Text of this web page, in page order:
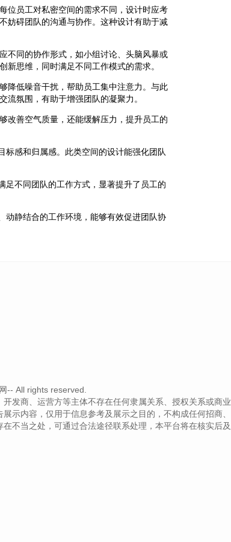
位员工对私密空间的需求不同，设计时应考
妨碍团队的沟通与协作。这种设计有助于减
不同的协作形式，如小组讨论、头脑风暴或
思维，同时满足不同工作模式的需求。
降低噪音干扰，帮助员工集中注意力。与此
流氛围，有助于增强团队的凝聚力。
改善空气质量，还能缓解压力，提升员工的
感和归属感。此类空间的设计能强化团队
足不同团队的工作方式，显著提升了员工的
动静结合的工作环境，能够有效促进团队协
-- All rights reserved.
发商、运营方等主体不存在任何隶属关系、授权关系或商业
示内容，仅用于信息参考及展示之目的，不构成任何招商、
不当之处，可通过合法途径联系处理，本平台将在核实后及